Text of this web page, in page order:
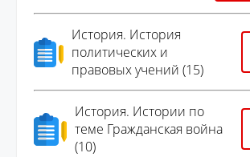
История. История
политических и
правовых учений (15)
История. Истории по
теме Гражданская война
(10)